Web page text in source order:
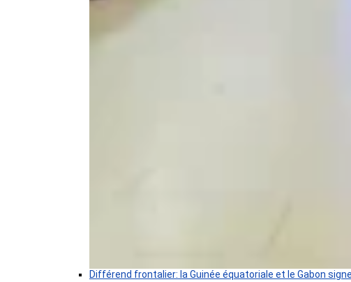
Différend frontalier: la Guinée équatoriale et le Gabon